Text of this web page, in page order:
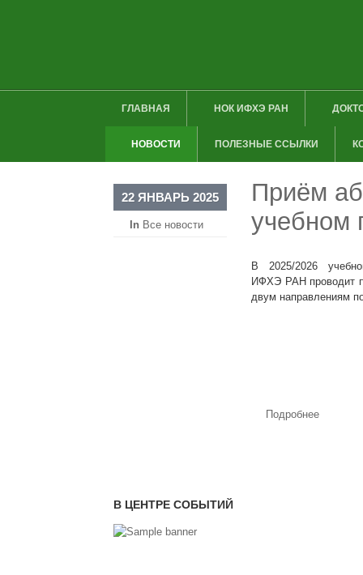
ГЛАВНАЯ НОК ИФХЭ РАН
НОВОСТИ ПОЛЕЗНЫЕ ССЫЛКИ
Приём
учебном
22 ЯНВАРЬ 2025
In Все новости
В 2025/2026
ИФХЭ РАН проводит
двум направлениям
Подробнее
В ЦЕНТРЕ СОБЫТИЙ